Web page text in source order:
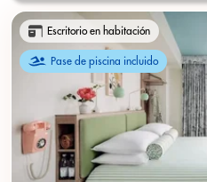
Escritorio en habitación
Pase de piscina incluido